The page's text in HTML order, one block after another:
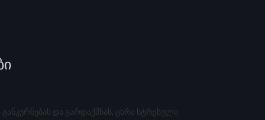
და გარდაქმნას, ცხრა სტრესული